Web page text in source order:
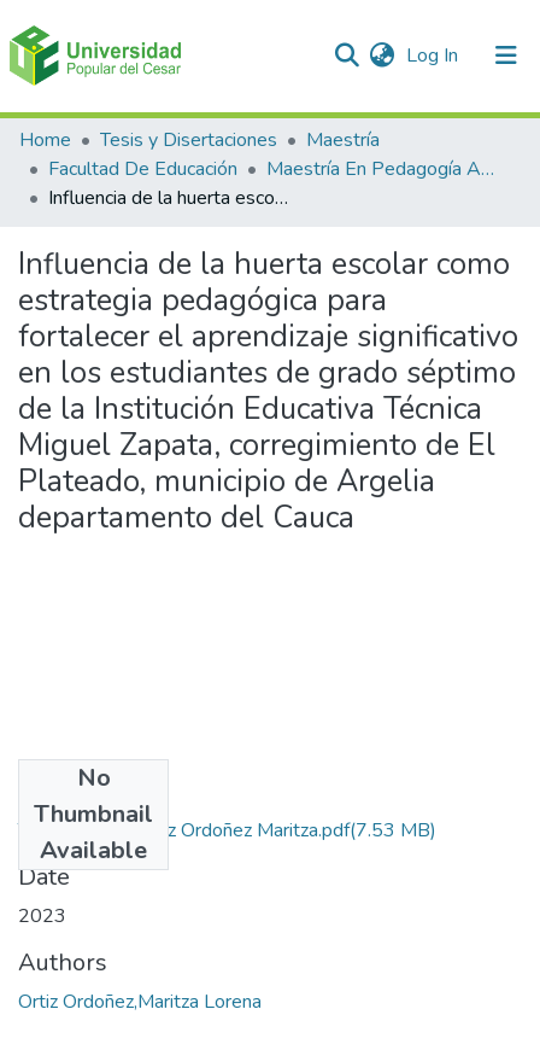
Log In (current)
Communities & Collections
All of DSpace
Home Tesis y Disertaciones
Maestría
Facultad De Educación
Maestría En Pedagogía Ambiental Para El desarrollo Sostenible
Influencia de la huerta escolar como estrategia pedagógica para fortalecer el aprendizaje significativo en los estudiantes de grado séptimo de la Institución Educativa Técnica Miguel Zapata, corregimiento de El Plateado, municipio de Argelia departamento del Cauca
Influencia de la huerta escolar como
estrategia pedagógica para
fortalecer el aprendizaje significativo
en los estudiantes de grado séptimo
de la Institución Educativa Técnica
Miguel Zapata, corregimiento de El
Plateado, municipio de Argelia
departamento del Cauca
No
Thumbnail
Available
Tesis Final de Ortiz Ordoñez Maritza.pdf(7.53 MB)
Date
2023
Authors
Ortiz Ordoñez,Maritza Lorena